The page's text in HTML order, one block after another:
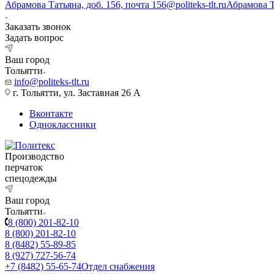
Абрамова Татьяна, доб. 156, почта 156@politeks-tlt.ruАбрамова
Заказать звонок
Задать вопрос
Ваш город
Тольятти
info@politeks-tlt.ru
г. Тольятти, ул. Заставная 26 А
Вконтакте
Одноклассники
Производство
перчаток
спецодежды
Ваш город
Тольятти
8 (800) 201-82-10
8 (800) 201-82-10
8 (8482) 55-89-85
8 (927) 727-56-74
+7 (8482) 55-65-74Отдел снабжения